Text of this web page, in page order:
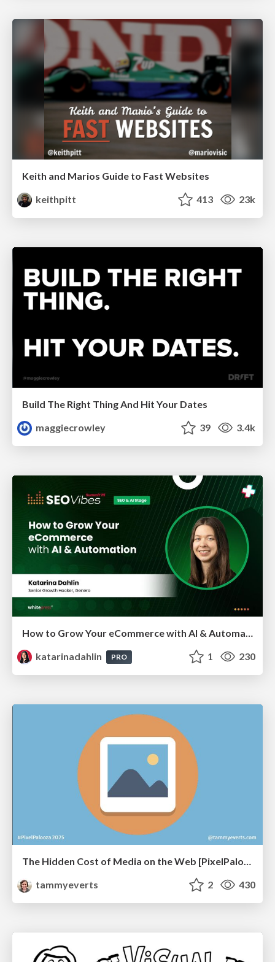
Keith and Marios Guide to Fast Websites
keithpitt
413 23k
Build The Right Thing And Hit Your Dates
maggiecrowley
39 3.4k
How to Grow Your eCommerce with AI & Automation
katarinadahlin
PRO 1 230
The Hidden Cost of Media on the Web [PixelPalooza 2025]
tammyeverts
2 430